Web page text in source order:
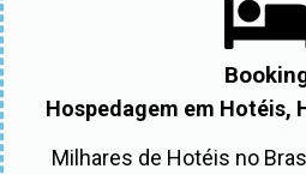
Hospedagem em Hotéis,
Milhares de Hotéis no